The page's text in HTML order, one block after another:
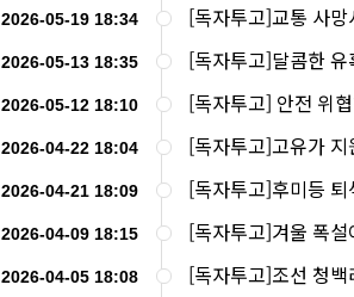
2026-05-19 18:34 [독자투고]교통 사
2026-05-13 18:35 [독자투고]달콤한
2026-05-12 18:10 [독자투고] 안전 위
2026-04-22 18:04 [독자투고]고유가 지
2026-04-21 18:09 [독자투고]후미등
2026-04-09 18:15 [독자투고]겨울 폭
2026-04-05 18:08 [독자투고]조선 청